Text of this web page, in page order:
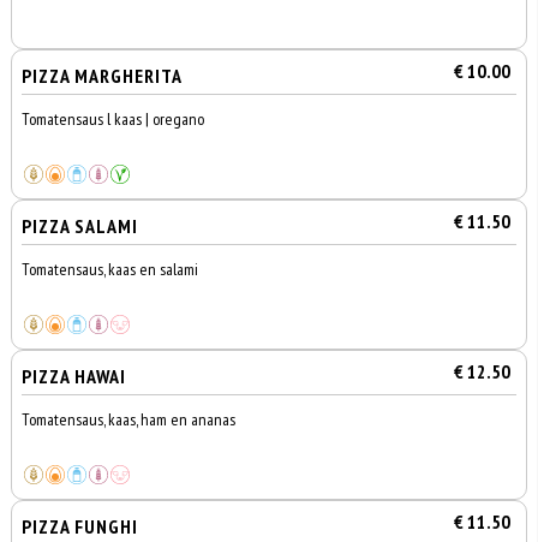
PIZZA MARGHERITA € 10.00
Tomatensaus l kaas | oregano
PIZZA SALAMI € 11.50
Tomatensaus, kaas en salami
PIZZA HAWAI € 12.50
Tomatensaus, kaas, ham en ananas
PIZZA FUNGHI € 11.50